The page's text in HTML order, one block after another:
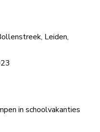
Leiden,
in schoolvakanties